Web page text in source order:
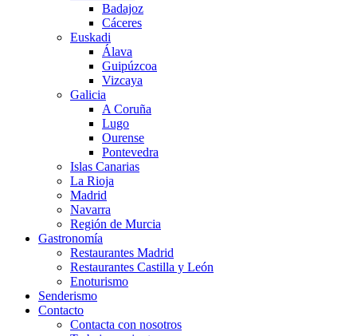
Badajoz
Cáceres
Euskadi
Álava
Guipúzcoa
Vizcaya
Galicia
A Coruña
Lugo
Ourense
Pontevedra
Islas Canarias
La Rioja
Madrid
Navarra
Región de Murcia
Gastronomía
Restaurantes Madrid
Restaurantes Castilla y León
Enoturismo
Senderismo
Contacto
Contacta con nosotros